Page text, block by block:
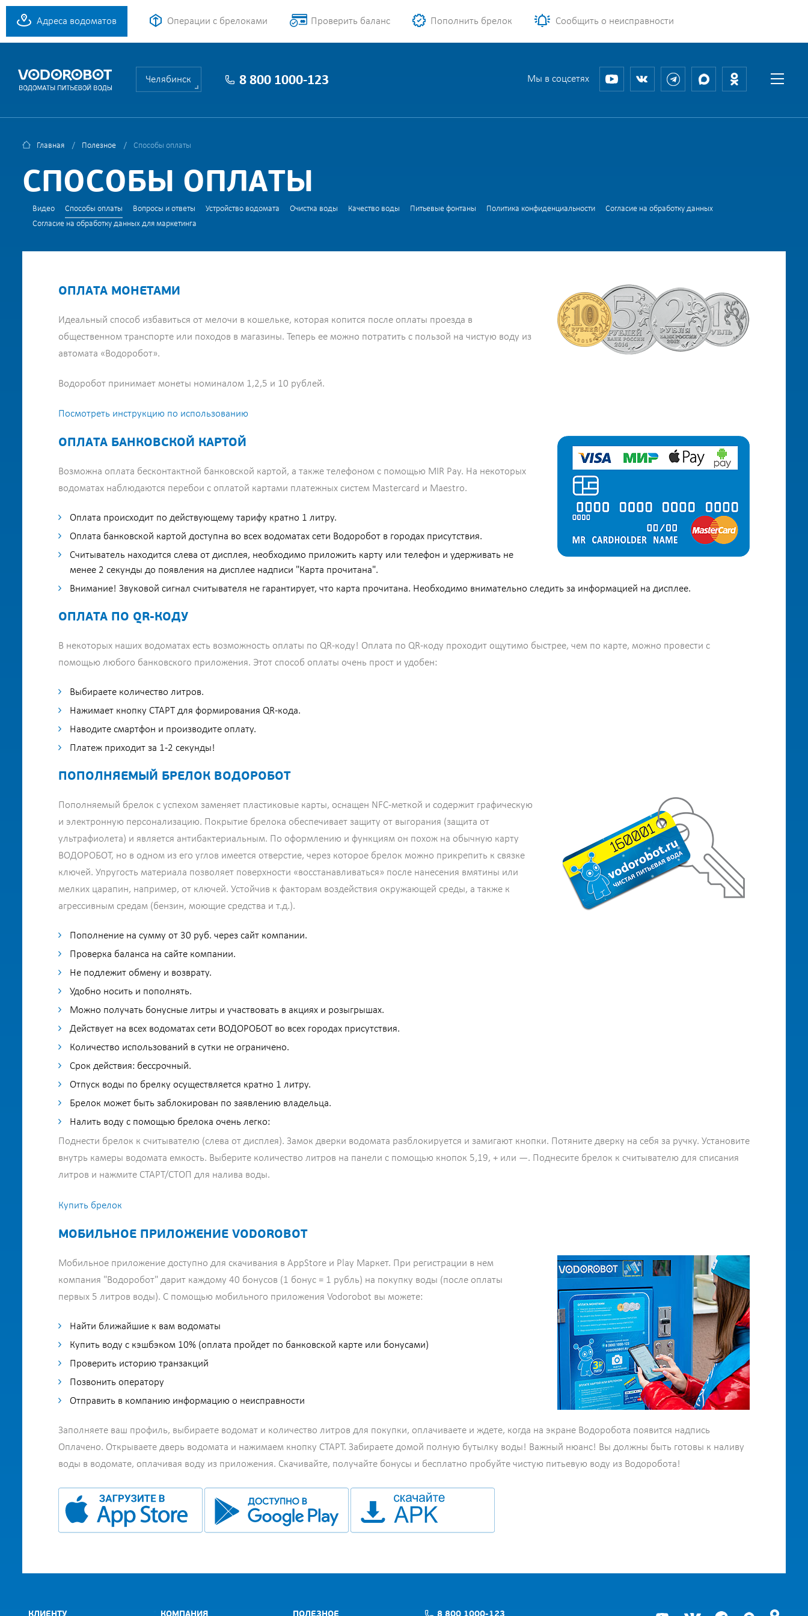
Адреса водоматов Операции с брелоками Проверить баланс Пополнить брелок Сообщить о неисправности
Челябинск 8 800 1000-123 Мы в соцсетях
Главная Полезное Способы оплаты
СПОСОБЫ ОПЛАТЫ
Видео Способы оплаты Вопросы и ответы Устройство водомата Очистка воды Качество воды Питьевые фонтаны Политика конфиденциальности
Согласие на обработку данных
Согласие на обработку данных для маркетинга
ОПЛАТА МОНЕТАМИ
Идеальный способ избавиться от мелочи в кошельке, которая копится после оплаты проезда в
общественном транспорте или походов в магазины. Теперь ее можно потратить с пользой на чистую воду из
автомата «Водоробот».
Водоробот принимает монеты номиналом 1,2,5 и 10 рублей.
Посмотреть инструкцию по использованию
ОПЛАТА БАНКОВСКОЙ КАРТОЙ
Возможна оплата бесконтактной банковской картой, а также телефоном с помощью MIR Pay. На некоторых
водоматах наблюдаются перебои с оплатой картами платежных систем Mastercard и Maestro.
Оплата происходит по действующему тарифу кратно 1 литру.
Оплата банковской картой доступна во всех водоматах сети Водоробот в городах присутствия.
Считыватель находится слева от дисплея, необходимо приложить карту или телефон и удерживать не
менее 2 секунды до появления на дисплее надписи "Карта прочитана".
Внимание! Звуковой сигнал считывателя не гарантирует, что карта прочитана. Необходимо внимательно следить за информацией на дисплее.
ОПЛАТА ПО QR-КОДУ
В некоторых наших водоматах есть возможность оплаты по QR-коду! Оплата по QR-коду проходит ощутимо быстрее, чем по карте, можно провести с
помощью любого банковского приложения. Этот способ оплаты очень прост и удобен:
Выбираете количество литров.
Нажимает кнопку СТАРТ для формирования QR-кода.
Наводите смартфон и производите оплату.
Платеж приходит за 1-2 секунды!
ПОПОЛНЯЕМЫЙ БРЕЛОК ВОДОРОБОТ
Пополняемый брелок с успехом заменяет пластиковые карты, оснащен NFC-меткой и содержит графическую
и электронную персонализацию. Покрытие брелока обеспечивает защиту от выгорания (защита от
ультрафиолета) и является антибактериальным. По оформлению и функциям он похож на обычную карту
ВОДОРОБОТ, но в одном из его углов имеется отверстие, через которое брелок можно прикрепить к связке
ключей. Упругость материала позволяет поверхности «восстанавливаться» после нанесения вмятины или
мелких царапин, например, от ключей. Устойчив к факторам воздействия окружающей среды, а также к
агрессивным средам (бензин, моющие средства и т.д.).
Пополнение на сумму от 30 руб. через сайт компании.
Проверка баланса на сайте компании.
Не подлежит обмену и возврату.
Удобно носить и пополнять.
Можно получать бонусные литры и участвовать в акциях и розыгрышах.
Действует на всех водоматах сети ВОДОРОБОТ во всех городах присутствия.
Количество использований в сутки не ограничено.
Срок действия: бессрочный.
Отпуск воды по брелку осуществляется кратно 1 литру.
Брелок может быть заблокирован по заявлению владельца.
Налить воду с помощью брелока очень легко:
Поднести брелок к считывателю (слева от дисплея). Замок дверки водомата разблокируется и замигают кнопки. Потяните дверку на себя за ручку. Установите
внутрь камеры водомата емкость. Выберите количество литров на панели с помощью кнопок 5,19, + или —. Поднесите брелок к считывателю для списания
литров и нажмите СТАРТ/СТОП для налива воды.
Купить брелок
МОБИЛЬНОЕ ПРИЛОЖЕНИЕ VODOROBOT
Мобильное приложение доступно для скачивания в AppStore и Play Маркет. При регистрации в нем
компания "Водоробот" дарит каждому 40 бонусов (1 бонус = 1 рубль) на покупку воды (после оплаты
первых 5 литров воды). С помощью мобильного приложения Vodorobot вы можете:
Найти ближайшие к вам водоматы
Купить воду с кэшбэком 10% (оплата пройдет по банковской карте или бонусами)
Проверить историю транзакций
Позвонить оператору
Отправить в компанию информацию о неисправности
Заполняете ваш профиль, выбираете водомат и количество литров для покупки, оплачиваете и ждете, когда на экране Водоробота появится надпись
Оплачено. Открываете дверь водомата и нажимаем кнопку СТАРТ. Забираете домой полную бутылку воды! Важный нюанс! Вы должны быть готовы к наливу
воды в водомате, оплачивая воду из приложения. Скачивайте, получайте бонусы и бесплатно пробуйте чистую питьевую воду из Водоробота!